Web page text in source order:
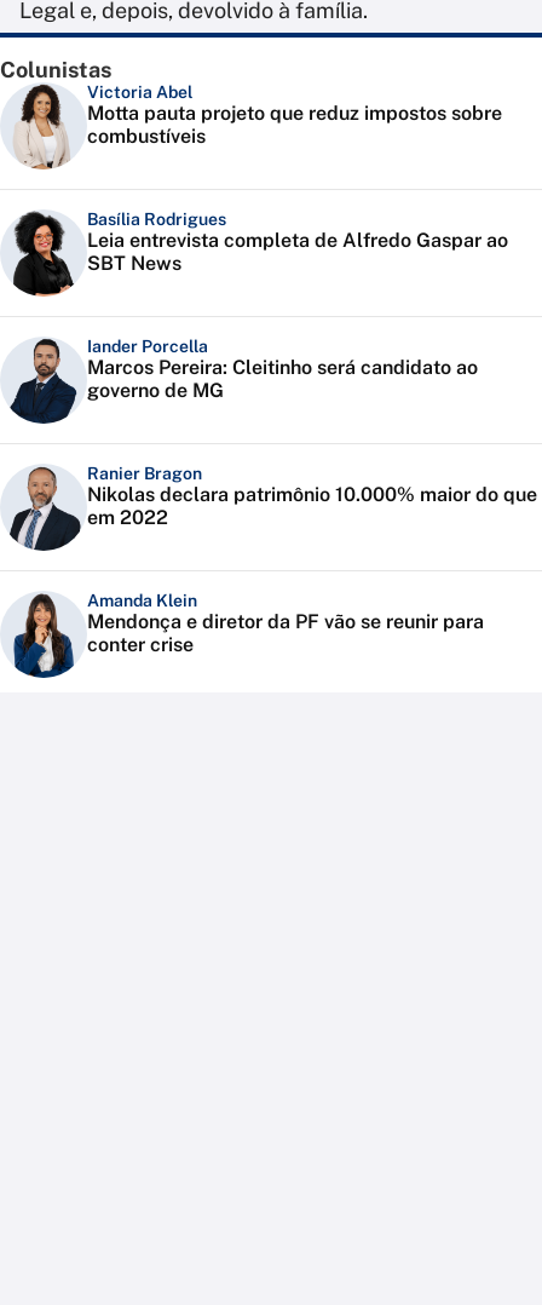
Legal e, depois, devolvido à família.
Colunistas
Victoria Abel
Motta pauta projeto que reduz impostos sobre
combustíveis
Basília Rodrigues
Leia entrevista completa de Alfredo Gaspar ao
SBT News
Iander Porcella
Marcos Pereira: Cleitinho será candidato ao
governo de MG
Ranier Bragon
Nikolas declara patrimônio 10.000% maior do que
em 2022
Amanda Klein
Mendonça e diretor da PF vão se reunir para
conter crise